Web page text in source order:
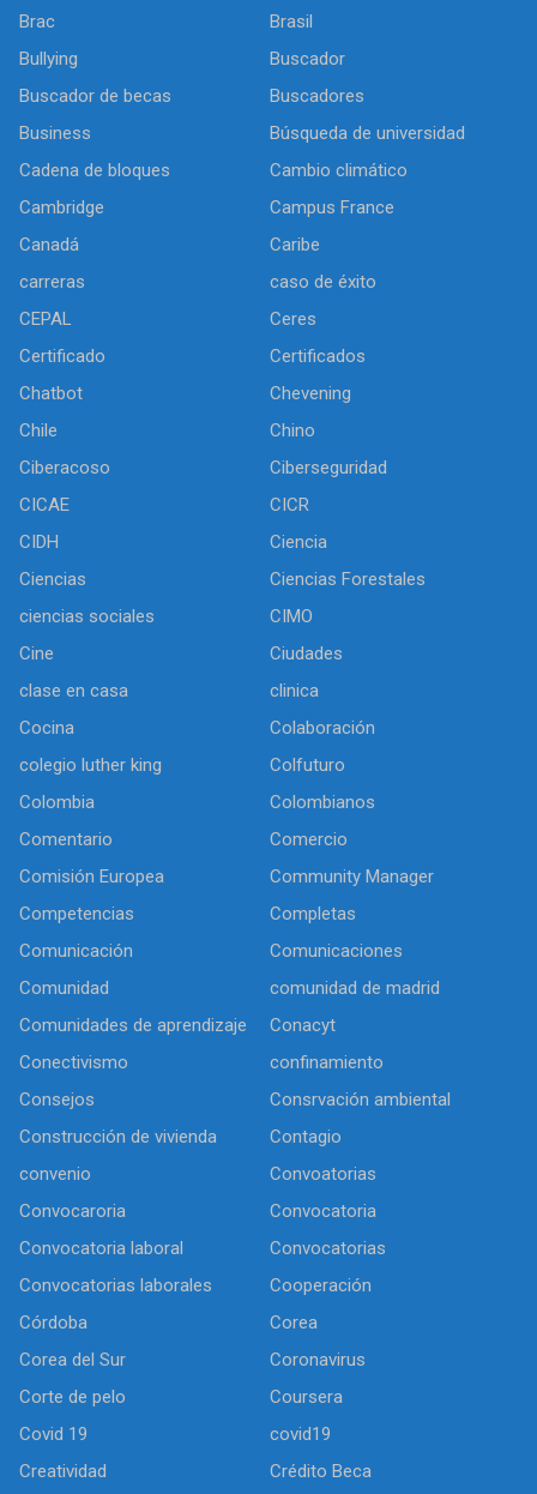
Brac
Brasil
Bullying
Buscador
Buscador de becas
Buscadores
Business
Búsqueda de universidad
Cadena de bloques
Cambio climático
Cambridge
Campus France
Canadá
Caribe
carreras
caso de éxito
CEPAL
Ceres
Certificado
Certificados
Chatbot
Chevening
Chile
Chino
Ciberacoso
Ciberseguridad
CICAE
CICR
CIDH
Ciencia
Ciencias
Ciencias Forestales
ciencias sociales
CIMO
Cine
Ciudades
clase en casa
clinica
Cocina
Colaboración
colegio luther king
Colfuturo
Colombia
Colombianos
Comentario
Comercio
Comisión Europea
Community Manager
Competencias
Completas
Comunicación
Comunicaciones
Comunidad
comunidad de madrid
Comunidades de aprendizaje
Conacyt
Conectivismo
confinamiento
Consejos
Consrvación ambiental
Construcción de vivienda
Contagio
convenio
Convoatorias
Convocaroria
Convocatoria
Convocatoria laboral
Convocatorias
Convocatorias laborales
Cooperación
Córdoba
Corea
Corea del Sur
Coronavirus
Corte de pelo
Coursera
Covid 19
covid19
Creatividad
Crédito Beca